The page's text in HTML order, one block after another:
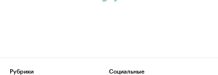
Рубрики
Социальные